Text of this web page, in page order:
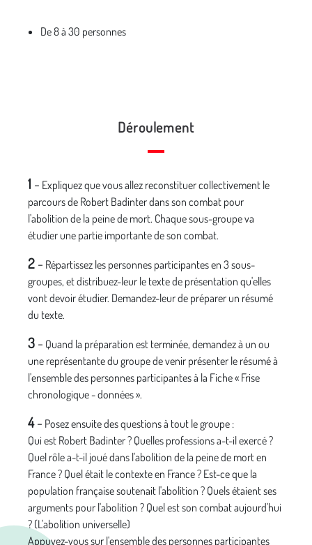
De 8 à 30 personnes
Déroulement
1- Expliquez que vous allez reconstituer collectivement le
parcours de Robert Badinter dans son combat pour
l'abolition de la peine de mort. Chaque sous-groupe va
étudier une partie importante de son combat.
2- Répartissez les personnes participantes en 3 sous-
groupes, et distribuez-leur le texte de présentation qu'elles
vont devoir étudier. Demandez-leur de préparer un résumé
du texte.
3- Quand la préparation est terminée, demandez à un ou
une représentante du groupe de venir présenter le résumé à
l'ensemble des personnes participantes à la Fiche « Frise
chronologique - données ».
4- Posez ensuite des questions à tout le groupe :
Qui est Robert Badinter ? Quelles professions a-t-il exercé ?
Quel rôle a-t-il joué dans l'abolition de la peine de mort en
France ? Quel était le contexte en France ? Est-ce que la
population française soutenait l'abolition ? Quels étaient ses
arguments pour l'abolition ? Quel est son combat aujourd'hui
? (L'abolition universelle)
Appuyez-vous sur l'ensemble des personnes participantes